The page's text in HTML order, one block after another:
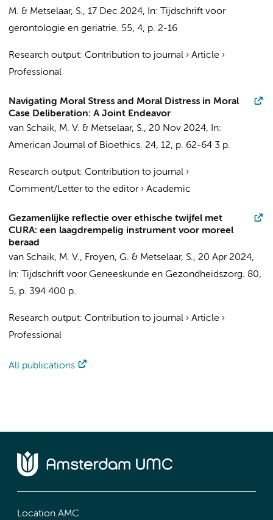
M. & Metselaar, S., 17 Dec 2024, In:
Tijdschrift voor
gerontologie en geriatrie. 55, 4, p. 2-16
Research output: Contribution to journal › Article ›
Professional
Navigating Moral Stress and Moral Distress in Moral
Case Deliberation: A Joint Endeavor
van Schaik, M. V. & Metselaar, S., 20 Nov 2024,
In:
American Journal of Bioethics. 24, 12, p. 62-64 3 p.
Research output: Contribution to journal ›
Comment/Letter to the editor› Academic
Gezamenlijke reflectie over ethische twijfel met
CURA: een laagdrempelig instrument voor moreel
beraad
van Schaik, M. V., Froyen, G. & Metselaar, S., 20 Apr 2024,
In:
Tijdschrift voor Geneeskunde en Gezondheidszorg. 80,
5, p. 394 400 p.
Research output: Contribution to journal › Article ›
Professional
All publications
Location AMC